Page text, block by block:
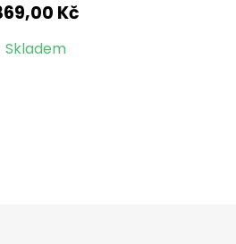
Kč
Skladem